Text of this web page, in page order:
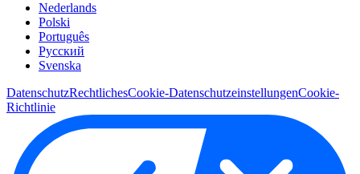
Nederlands
Polski
Português
Pусский
Svenska
DatenschutzRechtlichesCookie-DatenschutzeinstellungenCookie-
Richtlinie